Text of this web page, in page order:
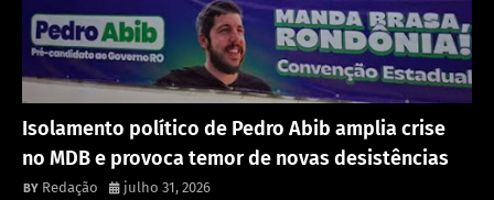
Isolamento político de Pedro Abib amplia crise
no MDB e provoca temor de novas desistências
Redação julho 31, 2026